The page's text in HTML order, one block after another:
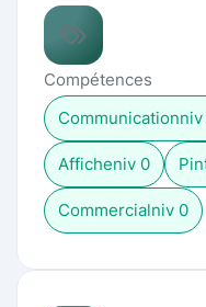
Compétences
Communicationniv
Afficheniv 0
Commercialniv 0